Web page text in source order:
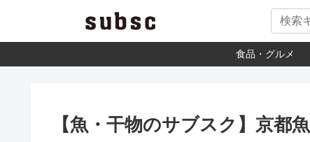
食品・グルメ
【魚・干物のサブスク】京都